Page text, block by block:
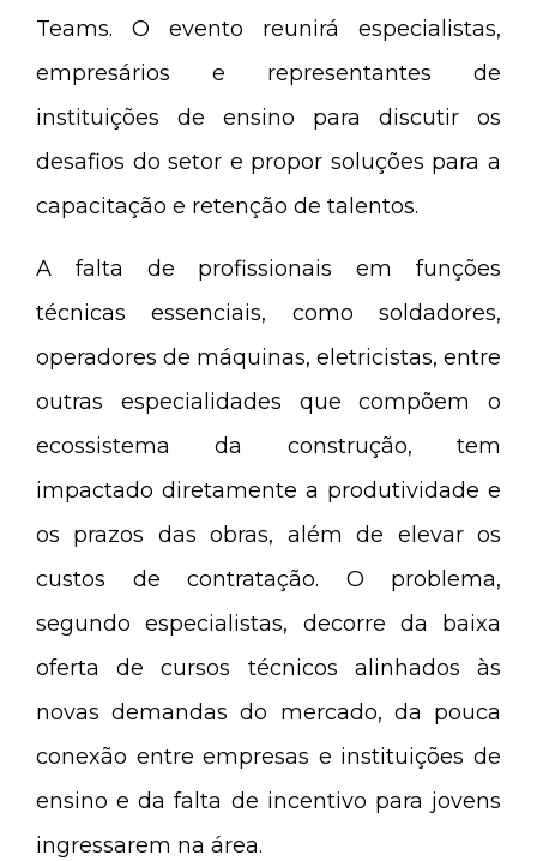
Teams. O evento reunirá especialistas,
empresários e representantes de
instituições de ensino para discutir os
desafios do setor e propor soluções para a
capacitação e retenção de talentos.
A falta de profissionais em funções
técnicas essenciais, como soldadores,
operadores de máquinas, eletricistas, entre
outras especialidades que compõem o
ecossistema da construção, tem
impactado diretamente a produtividade e
os prazos das obras, além de elevar os
custos de contratação. O problema,
segundo especialistas, decorre da baixa
oferta de cursos técnicos alinhados às
novas demandas do mercado, da pouca
conexão entre empresas e instituições de
ensino e da falta de incentivo para jovens
ingressarem na área.